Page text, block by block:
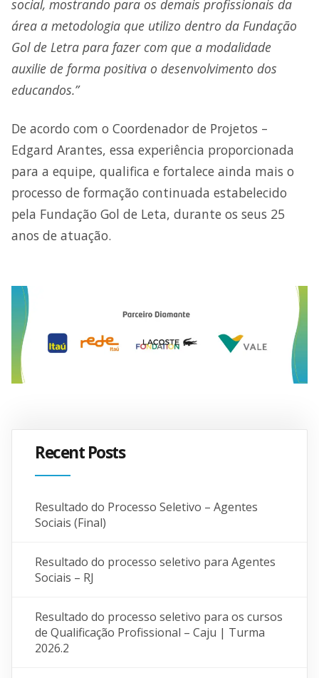
social, mostrando para os demais profissionais da
área a metodologia que utilizo dentro da Fundação
Gol de Letra para fazer com que a modalidade
auxilie de forma positiva o desenvolvimento dos
educandos.”
De acordo com o Coordenador de Projetos –
Edgard Arantes, essa experiência proporcionada
para a equipe, qualifica e fortalece ainda mais o
processo de formação continuada estabelecido
pela Fundação Gol de Leta, durante os seus 25
anos de atuação.
Recent Posts
Resultado do Processo Seletivo – Agentes
Sociais (Final)
Resultado do processo seletivo para Agentes
Sociais – RJ
Resultado do processo seletivo para os cursos
de Qualificação Profissional – Caju | Turma
2026.2